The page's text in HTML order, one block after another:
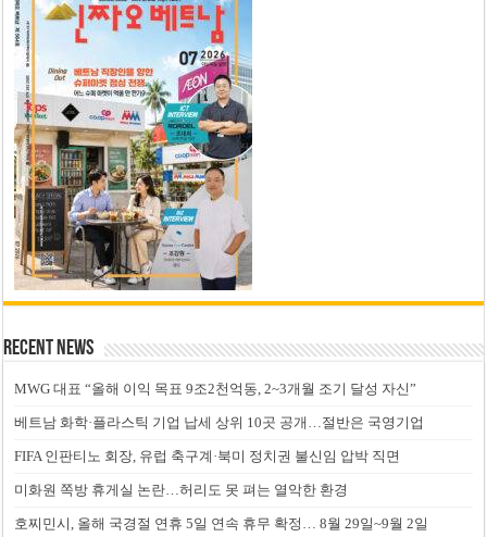
Recent News
MWG 대표 “올해 이익 목표 9조2천억동, 2~3개월 조기 달성 자신”
베트남 화학·플라스틱 기업 납세 상위 10곳 공개…절반은 국영기업
FIFA 인판티노 회장, 유럽 축구계·북미 정치권 불신임 압박 직면
미화원 쪽방 휴게실 논란…허리도 못 펴는 열악한 환경
호찌민시, 올해 국경절 연휴 5일 연속 휴무 확정… 8월 29일~9월 2일